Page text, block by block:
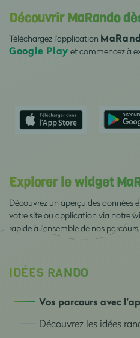
IDÉES RANDO
Vos parcours avec
Découvrez les idées
Découvrir MaRando
Téléchargez l’application
Google Play et commencez à
Explorer le widget
Découvrez un aperçu des données
votre site ou application via notre
rapide à l’ensemble de nos